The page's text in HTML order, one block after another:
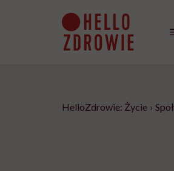
HelloZdrowie: Życie ›